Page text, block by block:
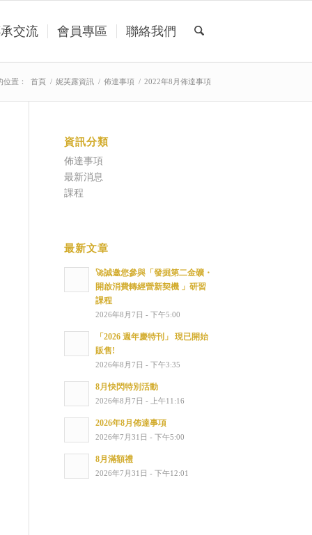
交流 會員專區 聯絡我們
置： 首頁 / 妮芙露資訊 / 佈達事項 / 2022年8月佈達事項
資訊分類
佈達事項
最新消息
課程
最新文章
🚀誠邀您參與「發掘第二金礦・
開啟消費轉經營新契機 」研習
課程
2026年8月7日 - 下午5:00
「2026 週年慶特刊」 現已開始
販售!
2026年8月7日 - 下午3:35
8月快閃特別活動
2026年8月7日 - 上午11:16
2026年8月佈達事項
2026年7月31日 - 下午5:00
8月滿額禮
2026年7月31日 - 下午12:01